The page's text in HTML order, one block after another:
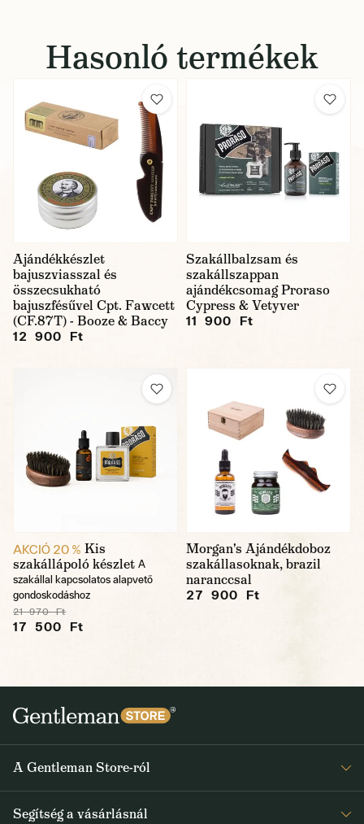
Hasonló termékek
Ajándékkészlet
bajuszviasszal és
összecsukható
bajuszfésűvel Cpt. Fawcett
(CF.87T) - Booze & Baccy
12 900 Ft
Szakállbalzsam és
szakállszappan
ajándékcsomag Proraso
Cypress & Vetyver
11 900 Ft
AKCIÓ 20 % Kis
szakállápoló készlet A
szakállal kapcsolatos alapvető
gondoskodáshoz
21 970 Ft
17 500 Ft
Morgan's Ajándékdoboz
szakállasoknak, brazil
naranccsal
27 900 Ft
A Gentleman Store-ról
Segítség a vásárlásnál